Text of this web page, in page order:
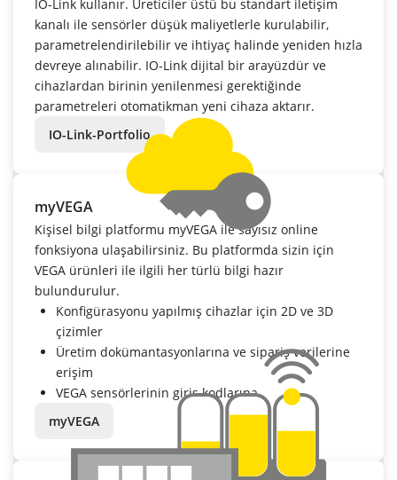
IO-Link kullanır. Üreticiler üstü bu standart iletişim
kanalı ile sensörler düşük maliyetlerle kurulabilir,
parametrelendirilebilir ve ihtiyaç halinde yeniden hızla
devreye alınabilir. IO-Link dijital bir arayüzdür ve
cihazlardan birinin yenilenmesi gerektiğinde
parametreleri otomatikman yeni cihaza aktarır.
IO-Link-Portfolio
myVEGA
Kişisel bilgi platformu myVEGA ile sayısız online
fonksiyona ulaşabilirsiniz. Bu platformda sizin için
VEGA ürünleri ile ilgili her türlü bilgi hazır
bulundurulur.
Konfigürasyonu yapılmış cihazlar için 2D ve 3D
çizimler
Üretim dokümantasyonlarına ve sipariş verilerine
erişim
VEGA sensörlerinin giriş kodlarına
myVEGA